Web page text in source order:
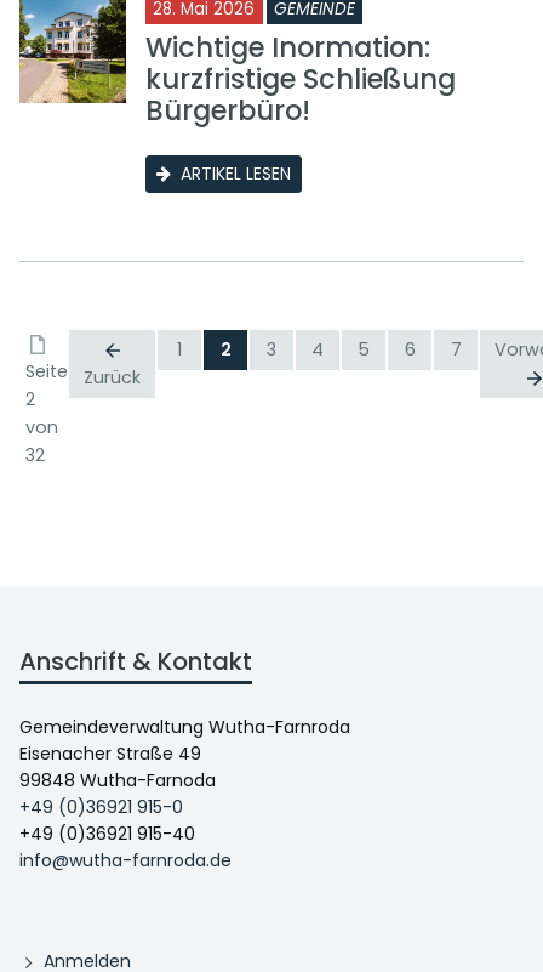
28. Mai 2026 GEMEINDE
Wichtige Inormation:
kurzfristige Schließung
Bürgerbüro!
ARTIKEL LESEN
Seite
2
von
32
Zurück
1 2 3 4 5 6 7
Anschrift & Kontakt
Gemeindeverwaltung Wutha-Farnroda
Eisenacher Straße 49
99848 Wutha-Farnoda
+49 (0)36921 915-0
+49 (0)36921 915-40
info@wutha-farnroda.de
Anmelden